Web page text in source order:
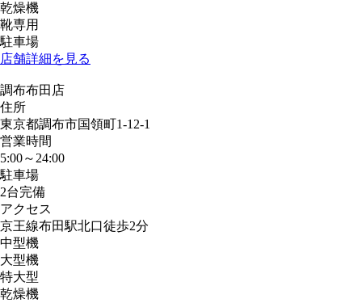
乾燥機
靴専用
駐車場
店舗詳細を見る
調布布田店
住所
東京都調布市国領町1-12-1
営業時間
5:00～24:00
駐車場
2台完備
アクセス
京王線布田駅北口徒歩2分
中型機
大型機
特大型
乾燥機